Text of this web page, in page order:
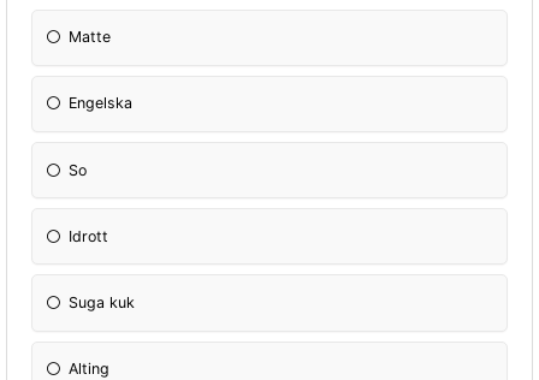
Matte
Engelska
So
Idrott
Suga kuk
Alting